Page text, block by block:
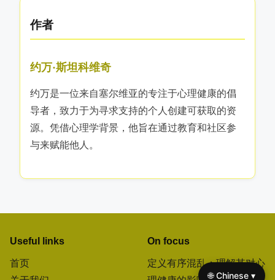
作者
约万·斯坦科维奇
约万是一位来自塞尔维亚的专注于心理健康的倡
导者，致力于为寻求支持的个人创建可获取的资
源。凭借心理学背景，他旨在通过教育和社区参
与来赋能他人。
Useful links
首页
On focus
定义有序混乱：理解其对心
🌐 Chinese ▾